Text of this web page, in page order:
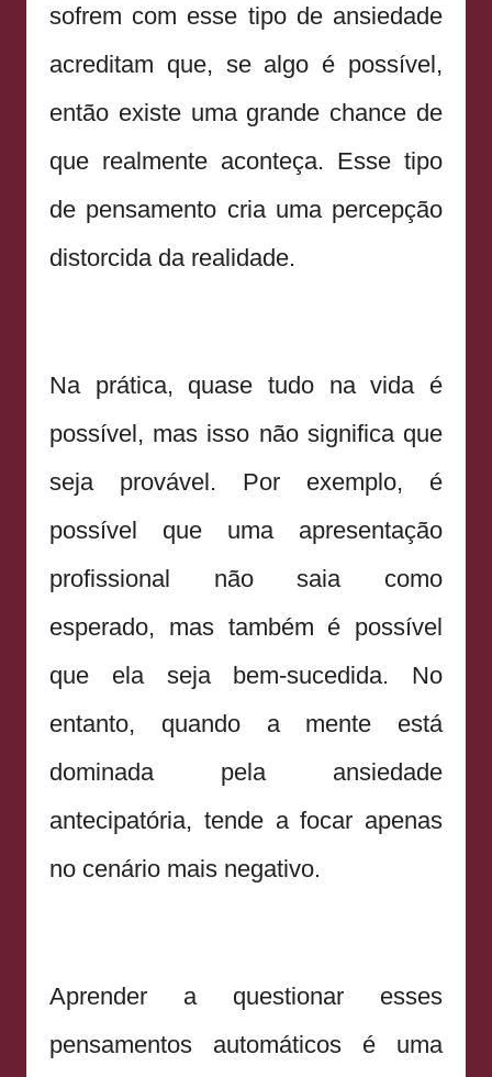
sofrem com esse tipo de ansiedade
acreditam que, se algo é possível,
então existe uma grande chance de
que realmente aconteça. Esse tipo
de pensamento cria uma percepção
distorcida da realidade.
Na prática, quase tudo na vida é
possível, mas isso não significa que
seja provável. Por exemplo, é
possível que uma apresentação
profissional não saia como
esperado, mas também é possível
que ela seja bem-sucedida. No
entanto, quando a mente está
dominada pela ansiedade
antecipatória, tende a focar apenas
no cenário mais negativo.
Aprender a questionar esses
pensamentos automáticos é uma